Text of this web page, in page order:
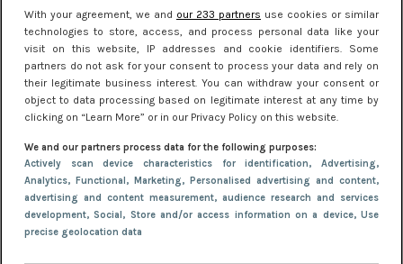
With your agreement, we and our 233 partners use cookies or similar
technologies to store, access, and process personal data like your
visit on this website, IP addresses and cookie identifiers. Some
partners do not ask for your consent to process your data and rely on
their legitimate business interest. You can withdraw your consent or
object to data processing based on legitimate interest at any time by
clicking on “Learn More” or in our Privacy Policy on this website.
We and our partners process data for the following purposes:
Actively scan device characteristics for identification, Advertising,
Analytics, Functional, Marketing, Personalised advertising and content,
advertising and content measurement, audience research and services
development, Social, Store and/or access information on a device, Use
precise geolocation data
Feestjurkjes met 20% korting bij
Wehkamp
WINNEN
Wil jij kans maken op € 75,-
shoptegoed?
WINNEN
WINNEN: shoptegoed t.w.v. € 75,-!